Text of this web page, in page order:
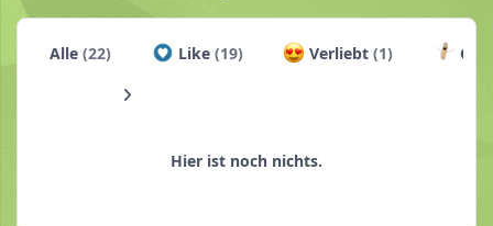
Alle(22) Like (19) Verliebt(1)
Hier ist noch nichts.